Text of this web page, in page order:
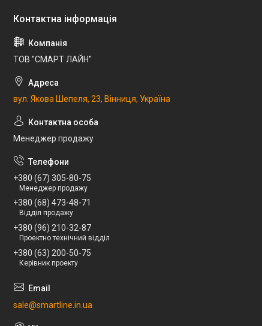
ТОВ "СМАРТ ЛАЙН"
вул. Якова Шепеля, 23, Вінниця, Україна
Менеджер продажу
+380 (67) 305-80-75
Менеджер продажу
+380 (68) 473-48-71
Відділ продажу
+380 (96) 210-32-87
Проектно технічний відділ
+380 (63) 200-50-75
Керівник проекту
sale@smartline.in.ua